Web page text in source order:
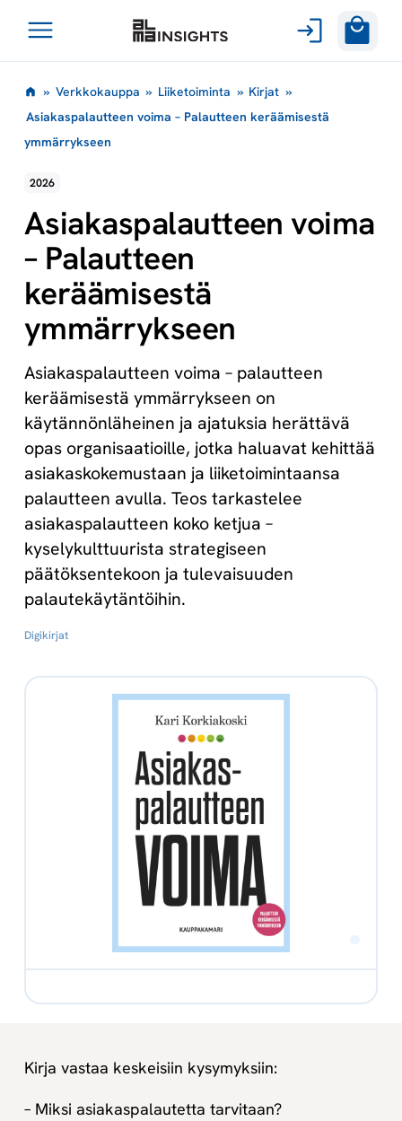
sisältöön
Avaa
» Verkkokauppa » Liiketoiminta » Kirjat »
Asiakaspalautteen voima – Palautteen keräämisestä
ymmärrykseen
2026
Asiakaspalautteen voima
– Palautteen
keräämisestä
ymmärrykseen
Asiakaspalautteen voima – palautteen
keräämisestä ymmärrykseen on
käytännönläheinen ja ajatuksia herättävä
opas organisaatioille, jotka haluavat kehittää
asiakaskokemustaan ja liiketoimintaansa
palautteen avulla. Teos tarkastelee
asiakaspalautteen koko ketjua –
kyselykulttuurista strategiseen
päätöksentekoon ja tulevaisuuden
palautekäytäntöihin.
Digikirjat
Kirja vastaa keskeisiin kysymyksiin:
– Miksi asiakaspalautetta tarvitaan?